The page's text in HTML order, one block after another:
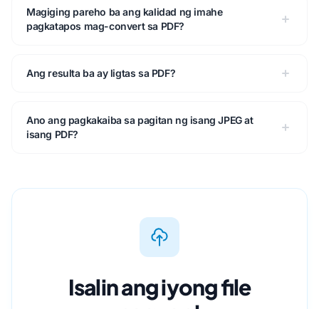
Magiging pareho ba ang kalidad ng imahe
pagkatapos mag-convert sa PDF?
Ang resulta ba ay ligtas sa PDF?
Ano ang pagkakaiba sa pagitan ng isang JPEG at
isang PDF?
Isalin ang iyong file